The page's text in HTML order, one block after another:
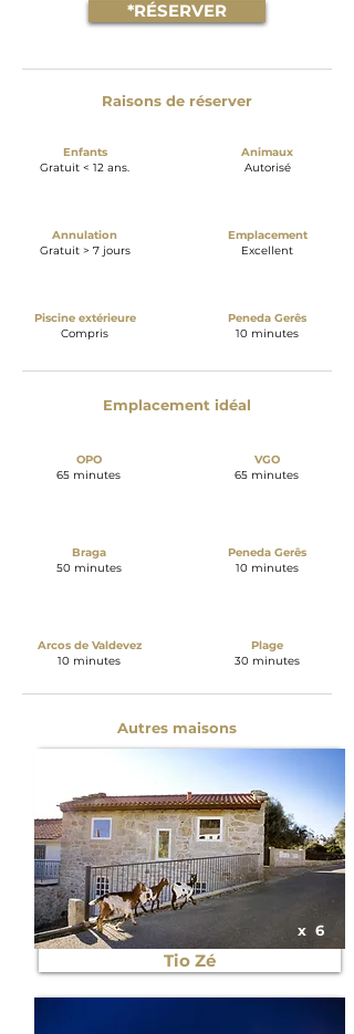
*RÉSERVER
Raisons de réserver
Enfants
Gratuit < 12 ans.
Annulation
Gratuit > 7 jours
Piscine extérieure
Compris
Animaux
Autorisé
Emplacement
Excellent
Peneda Gerês
10 minutes
Emplacement idéal
OPO
65 minutes
Braga
50 minutes
Arcos de Valdevez
10 minutes
VGO
65 minutes
Peneda Gerês
10 minutes
Plage
30 minutes
Autres maisons
x 6
Tio Zé